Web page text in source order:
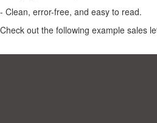
- Clean, error-free, and easy to read.
Check out the following example sales